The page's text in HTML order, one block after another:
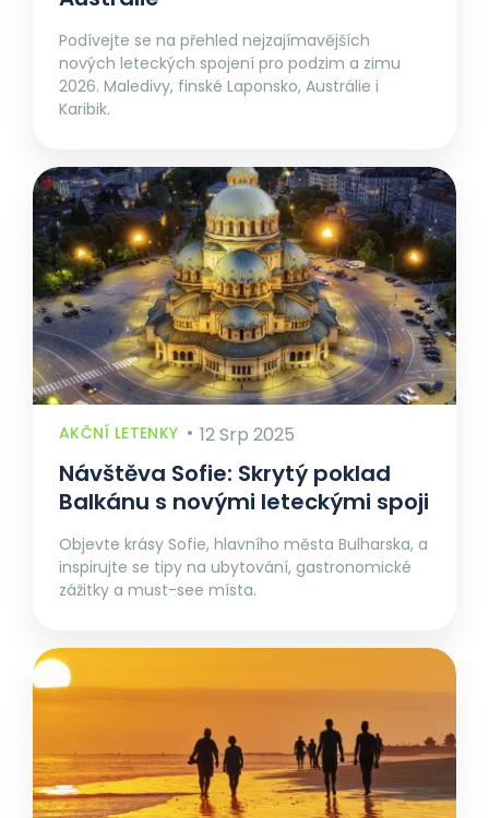
Podívejte se na přehled nejzajímavějších
nových leteckých spojení pro podzim a zimu
2026. Maledivy, finské Laponsko, Austrálie i
Karibik.
AKČNÍ LETENKY 12 Srp 2025
Návštěva Sofie: Skrytý poklad
Balkánu s novými leteckými spoji
Objevte krásy Sofie, hlavního města Bulharska, a
inspirujte se tipy na ubytování, gastronomické
zážitky a must-see místa.